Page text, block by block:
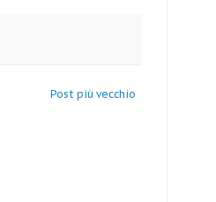
Post più vecchio